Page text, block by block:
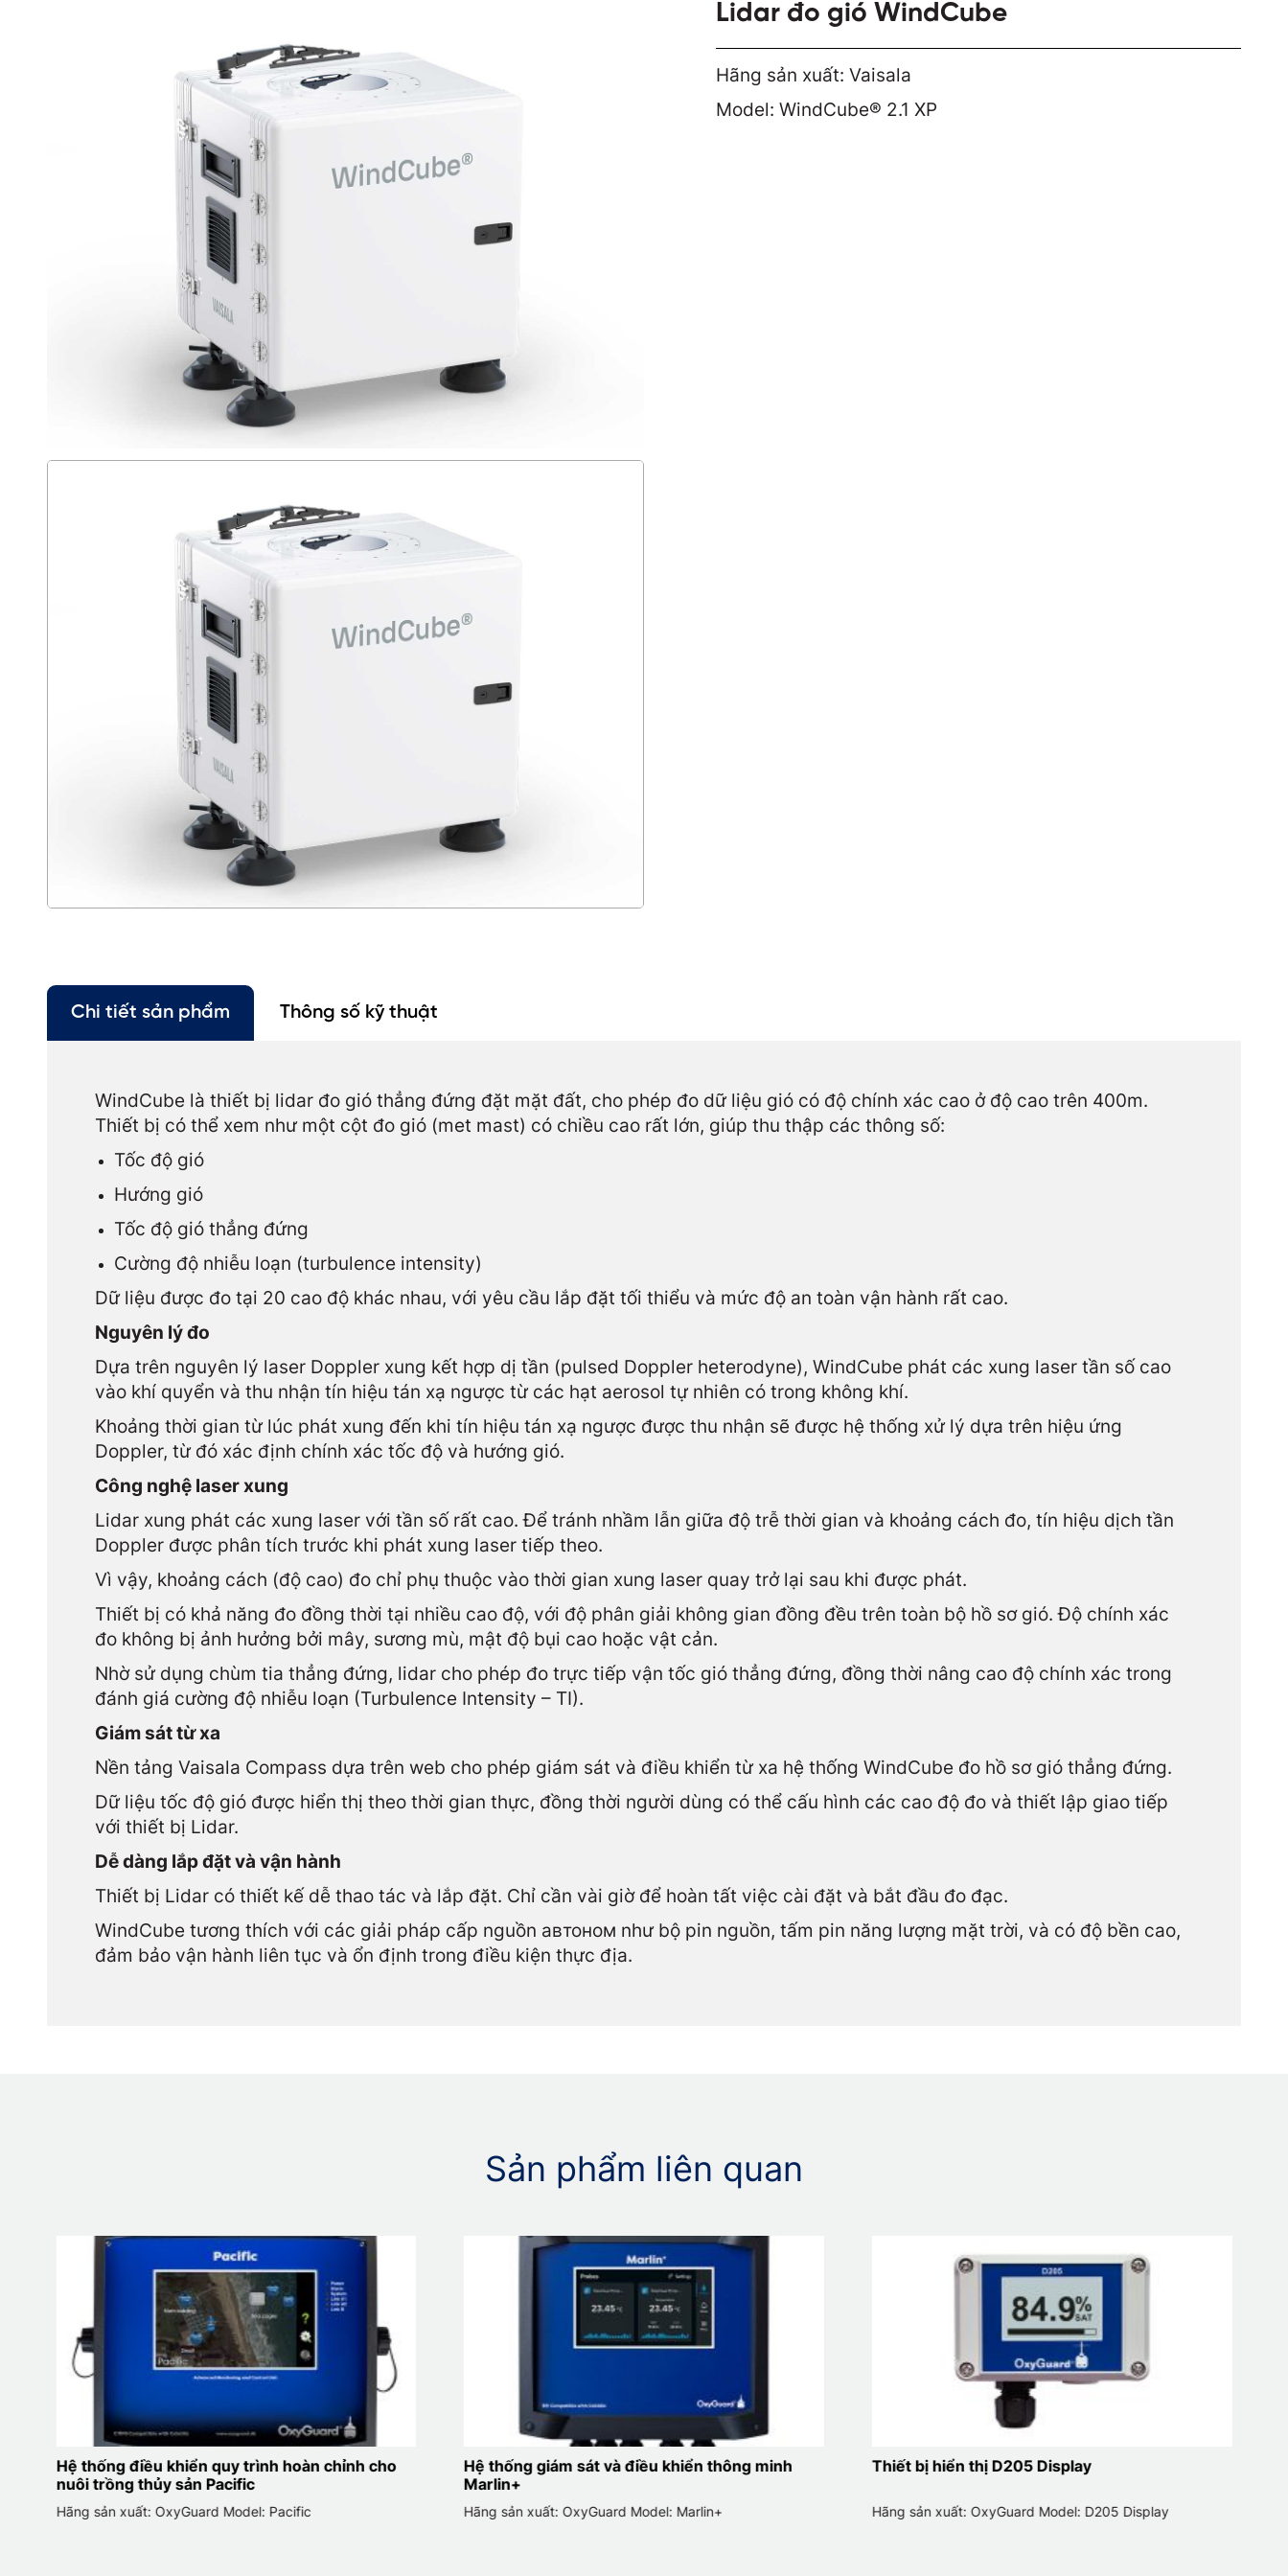
Lidar đo gió WindCube
Hãng sản xuất: Vaisala
Model: WindCube® 2.1 XP
Chi tiết sản phẩm Thông số kỹ thuật
WindCube là thiết bị lidar đo gió thẳng đứng đặt mặt đất, cho phép đo dữ liệu gió có độ chính xác cao ở độ cao trên 400m.
Thiết bị có thể xem như một cột đo gió (met mast) có chiều cao rất lớn, giúp thu thập các thông số:
Tốc độ gió
Hướng gió
Tốc độ gió thẳng đứng
Cường độ nhiễu loạn (turbulence intensity)
Dữ liệu được đo tại 20 cao độ khác nhau, với yêu cầu lắp đặt tối thiểu và mức độ an toàn vận hành rất cao.
Nguyên lý đo
Dựa trên nguyên lý laser Doppler xung kết hợp dị tần (pulsed Doppler heterodyne), WindCube phát các xung laser tần số cao
vào khí quyển và thu nhận tín hiệu tán xạ ngược từ các hạt aerosol tự nhiên có trong không khí.
Khoảng thời gian từ lúc phát xung đến khi tín hiệu tán xạ ngược được thu nhận sẽ được hệ thống xử lý dựa trên hiệu ứng
Doppler, từ đó xác định chính xác tốc độ và hướng gió.
Công nghệ laser xung
Lidar xung phát các xung laser với tần số rất cao. Để tránh nhầm lẫn giữa độ trễ thời gian và khoảng cách đo, tín hiệu dịch tần
Doppler được phân tích trước khi phát xung laser tiếp theo.
Vì vậy, khoảng cách (độ cao) đo chỉ phụ thuộc vào thời gian xung laser quay trở lại sau khi được phát.
Thiết bị có khả năng đo đồng thời tại nhiều cao độ, với độ phân giải không gian đồng đều trên toàn bộ hồ sơ gió. Độ chính xác
đo không bị ảnh hưởng bởi mây, sương mù, mật độ bụi cao hoặc vật cản.
Nhờ sử dụng chùm tia thẳng đứng, lidar cho phép đo trực tiếp vận tốc gió thẳng đứng, đồng thời nâng cao độ chính xác trong
đánh giá cường độ nhiễu loạn (Turbulence Intensity – TI).
Giám sát từ xa
Nền tảng Vaisala Compass dựa trên web cho phép giám sát và điều khiển từ xa hệ thống WindCube đo hồ sơ gió thẳng đứng.
Dữ liệu tốc độ gió được hiển thị theo thời gian thực, đồng thời người dùng có thể cấu hình các cao độ đo và thiết lập giao tiếp
với thiết bị Lidar.
Dễ dàng lắp đặt và vận hành
Thiết bị Lidar có thiết kế dễ thao tác và lắp đặt. Chỉ cần vài giờ để hoàn tất việc cài đặt và bắt đầu đo đạc.
WindCube tương thích với các giải pháp cấp nguồn автоном như bộ pin nguồn, tấm pin năng lượng mặt trời, và có độ bền cao,
đảm bảo vận hành liên tục và ổn định trong điều kiện thực địa.
Sản phẩm liên quan
Hệ thống giám sát và điều khiển thông minh
Marlin+
Hãng sản xuất: OxyGuard Model: Marlin+
Thiết bị hiển thị D205 Display
Hãng sản xuất: OxyGuard Model: D205 Display
AQUAMOD
Hãng sản xuất: Aqualabo Model: AQUAMOD